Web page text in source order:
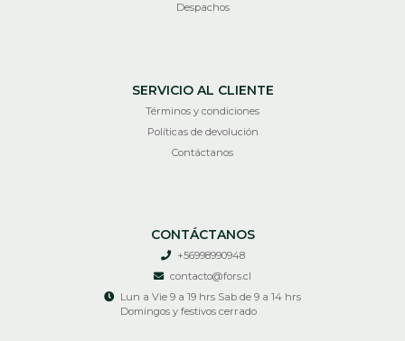
Despachos
SERVICIO AL CLIENTE
Términos y condiciones
Políticas de devolución
Contáctanos
CONTÁCTANOS
+56998990948
contacto@fors.cl
Lun a Vie 9 a 19 hrs Sab de 9 a 14 hrs
Domingos y festivos cerrado